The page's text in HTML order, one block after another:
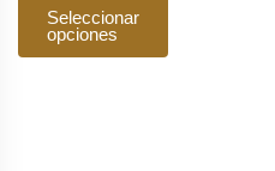
Seleccionar
opciones